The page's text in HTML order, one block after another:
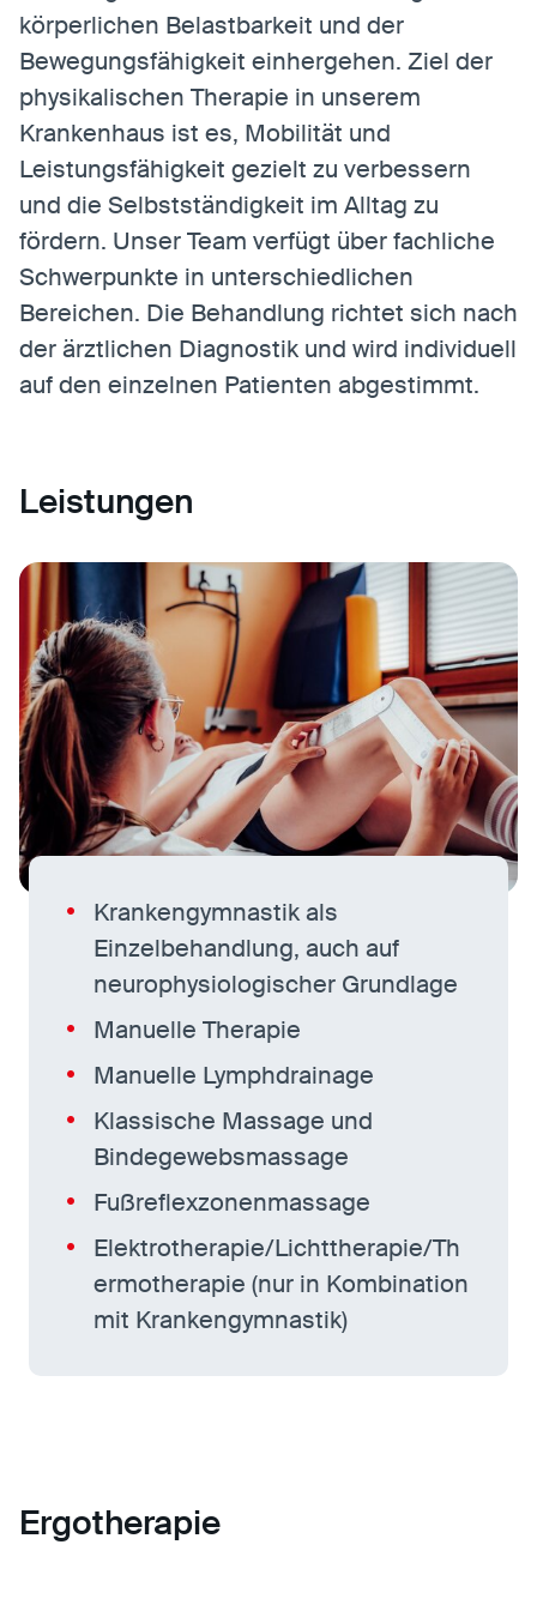
körperlichen Belastbarkeit und der
Bewegungsfähigkeit einhergehen. Ziel der
physikalischen Therapie in unserem
Krankenhaus ist es, Mobilität und
Leistungsfähigkeit gezielt zu verbessern
und die Selbstständigkeit im Alltag zu
fördern. Unser Team verfügt über fachliche
Schwerpunkte in unterschiedlichen
Bereichen. Die Behandlung richtet sich nach
der ärztlichen Diagnostik und wird individuell
auf den einzelnen Patienten abgestimmt.
Leistungen
Krankengymnastik als
Einzelbehandlung, auch auf
neurophysiologischer Grundlage
Manuelle Therapie
Manuelle Lymphdrainage
Klassische Massage und
Bindegewebsmassage
Fußreflexzonenmassage
Elektrotherapie/Lichttherapie/Th
ermotherapie (nur in Kombination
mit Krankengymnastik)
Ergotherapie
Statistiken
Statistiken-Cookies erfassen Informationen
anonym. Diese Informationen helfen uns zu
verstehen, wie unsere Besucher unsere Website
nutzen.
Matomo
Anbieter:Matomo